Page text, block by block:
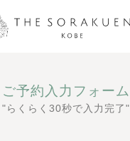
ご予約入力フォーム
"らくらく30秒で入力完了"